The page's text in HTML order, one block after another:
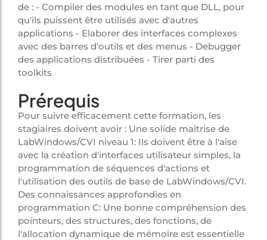
de : - Compiler des modules en tant que DLL, pour
qu'ils puissent être utilisés avec d'autres
applications - Elaborer des interfaces complexes
avec des barres d'outils et des menus - Debugger
des applications distribuées - Tirer parti des
toolkits
Prérequis
Pour suivre efficacement cette formation, les
stagiaires doivent avoir : Une solide maîtrise de
LabWindows/CVI niveau 1: Ils doivent être à l'aise
avec la création d'interfaces utilisateur simples, la
programmation de séquences d'actions et
l'utilisation des outils de base de LabWindows/CVI.
Des connaissances approfondies en
programmation C: Une bonne compréhension des
pointeurs, des structures, des fonctions, de
l'allocation dynamique de mémoire est essentielle